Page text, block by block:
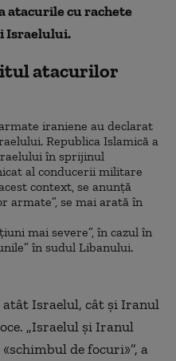
atacurile cu rachete
Israelului.
atacurilor
iraniene au declarat
Republica Islamică a
în sprijinul
al conducerii militare
context, se anunță
armate”, se mai arată în
mai severe”, în cazul în
în sudul Libanului.
Israelul, cât și Iranul
„Israelul și Iranul
de focuri»”, a